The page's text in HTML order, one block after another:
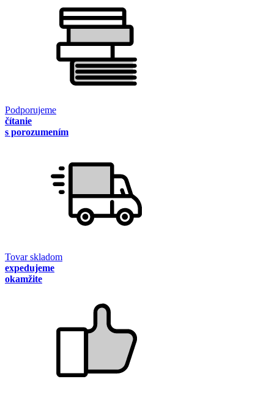
Podporujeme
čítanie
s porozumením
Tovar skladom
expedujeme
okamžite